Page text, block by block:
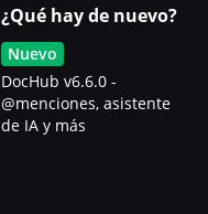
¿Qué hay de nuevo?
Nuevo
DocHub v6.6.0 -
@menciones, asistente
de IA y más